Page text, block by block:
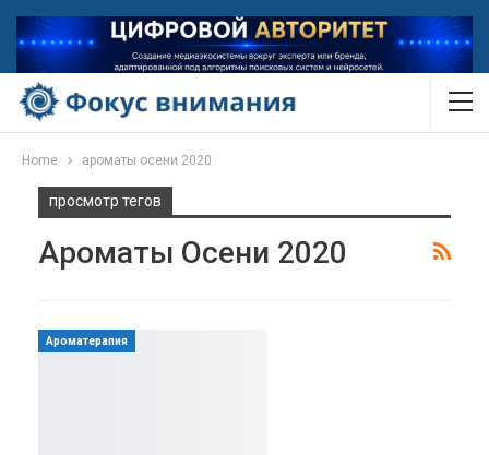
Home ароматы осени 2020
просмотр тегов
Ароматы Осени 2020
Ароматерапия